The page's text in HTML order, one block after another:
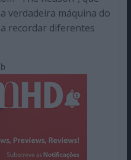
verdadeira máquina do
recordar diferentes